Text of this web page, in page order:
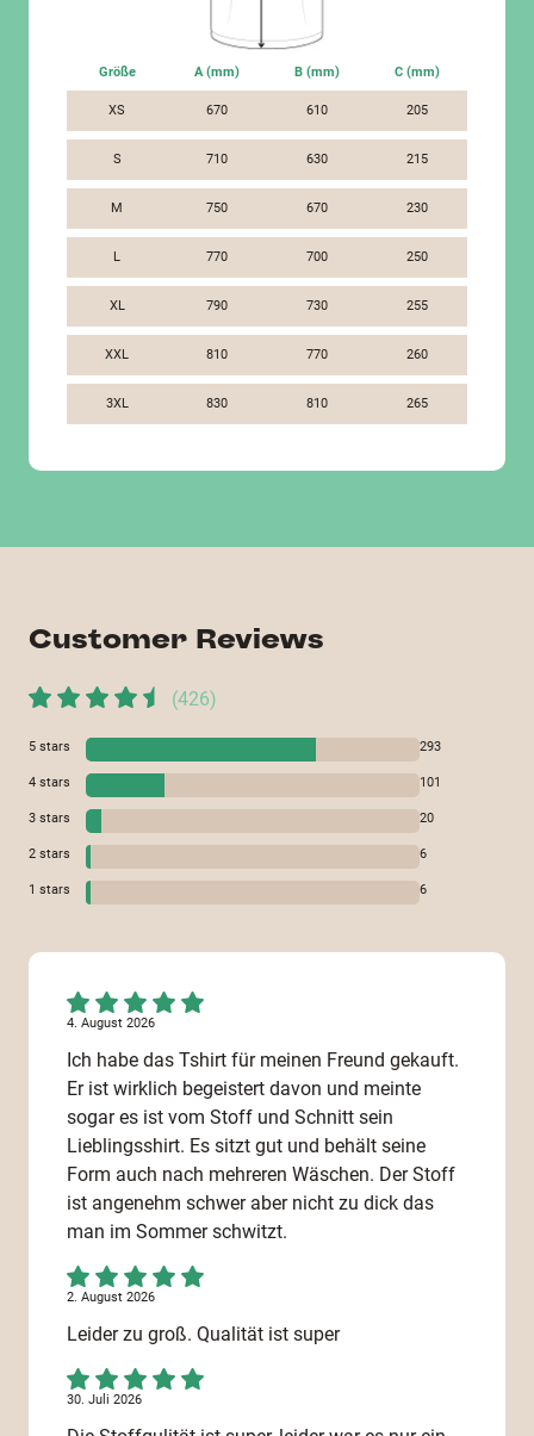
Größe A (mm) B (mm) C (mm)
XS 670 610 205
S 710 630 215
M 750 670 230
L 770 700 250
XL 790 730 255
XXL 810 770 260
3XL 830 810 265
Customer Reviews
(426)
5 stars 293
4 stars 101
3 stars 20
2 stars 6
1 stars 6
4. August 2026
Ich habe das Tshirt für meinen Freund gekauft.
Er ist wirklich begeistert davon und meinte
sogar es ist vom Stoff und Schnitt sein
Lieblingsshirt. Es sitzt gut und behält seine
Form auch nach mehreren Wäschen. Der Stoff
ist angenehm schwer aber nicht zu dick das
man im Sommer schwitzt.
2. August 2026
Leider zu groß. Qualität ist super
30. Juli 2026